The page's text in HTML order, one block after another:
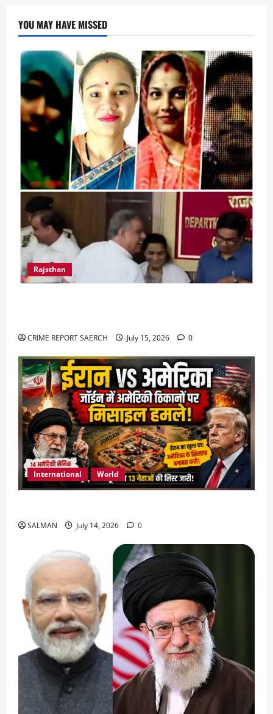
YOU MAY HAVE MISSED
Rajsthan
CRIME REPORT SAERCH July 15, 2026 0
International World
SALMAN July 14, 2026 0